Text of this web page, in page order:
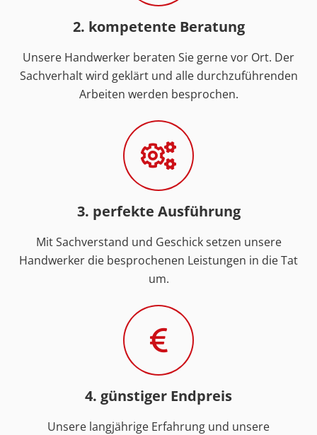
2. kompetente Beratung
Unsere Handwerker beraten Sie gerne vor Ort. Der
Sachverhalt wird geklärt und alle durchzuführenden
Arbeiten werden besprochen.
3. perfekte Ausführung
Mit Sachverstand und Geschick setzen unsere
Handwerker die besprochenen Leistungen in die Tat
um.
4. günstiger Endpreis
Unsere langjährige Erfahrung und unsere